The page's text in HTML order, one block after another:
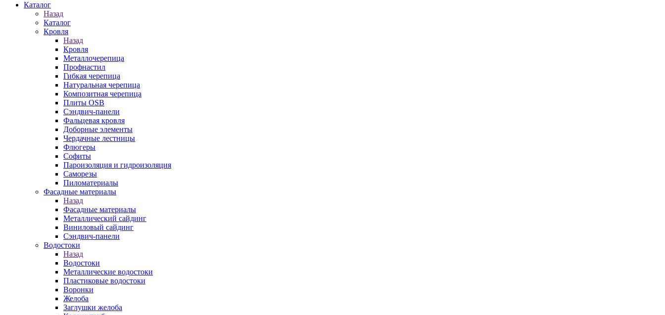
Каталог
Назад
Каталог
Кровля
Назад
Кровля
Металлочерепица
Профнастил
Гибкая черепица
Натуральная черепица
Композитная черепица
Плиты OSB
Сэндвич-панели
Фальцевая кровля
Доборные элементы
Чердачные лестницы
Флюгеры
Софиты
Пароизоляция и гидроизоляция
Саморезы
Пиломатериалы
Фасадные материалы
Назад
Фасадные материалы
Металлический сайдинг
Виниловый сайдинг
Сэндвич-панели
Водостоки
Назад
Водостоки
Металлические водостоки
Пластиковые водостоки
Воронки
Желоба
Заглушки желоба